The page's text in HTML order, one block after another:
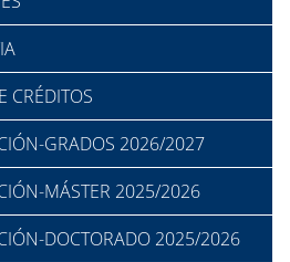
CRÉDITOS
GRADOS 2026/2027
MÁSTER 2025/2026
DOCTORADO 2025/2026